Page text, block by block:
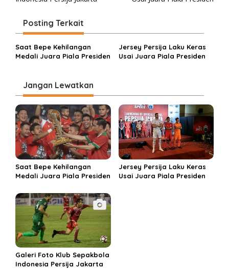
g
a
p
o
s
Posting Terkait
Saat Bepe Kehilangan
Medali Juara Piala Presiden
Jersey Persija Laku Keras
Usai Juara Piala Presiden
Jangan Lewatkan
Saat Bepe Kehilangan
Medali Juara Piala Presiden
Jersey Persija Laku Keras
Usai Juara Piala Presiden
Galeri Foto Klub Sepakbola
Indonesia Persija Jakarta